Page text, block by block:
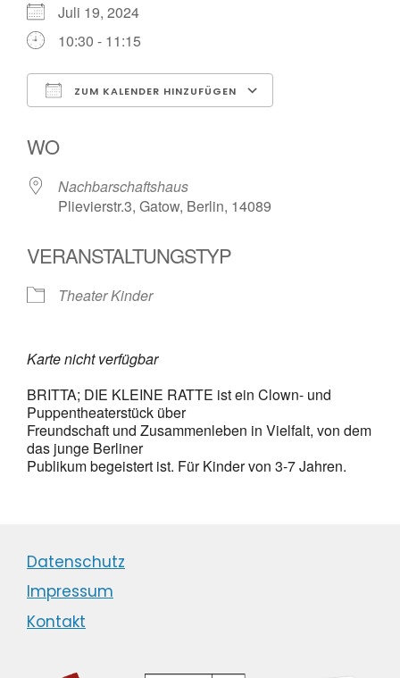
Juli 19, 2024
10:30 - 11:15
ZUM KALENDER HINZUFÜGEN
WO
Nachbarschaftshaus
Plievierstr.3, Gatow, Berlin, 14089
VERANSTALTUNGSTYP
Theater Kinder
Karte nicht verfügbar
BRITTA; DIE KLEINE RATTE ist ein Clown- und
Puppentheaterstück über
Freundschaft und Zusammenleben in Vielfalt, von dem
das junge Berliner
Publikum begeistert ist. Für Kinder von 3-7 Jahren.
Datenschutz
Impressum
Kontakt